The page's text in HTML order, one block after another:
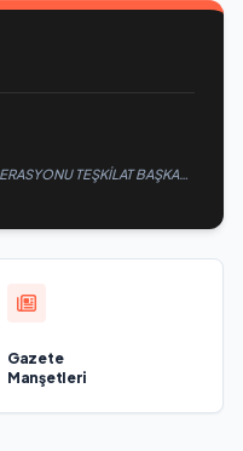
TEŞKİLAT BAŞKANI
Gazete
Manşetleri